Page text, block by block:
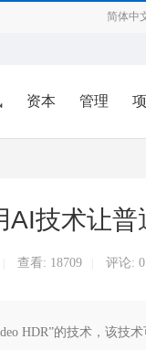
简体中
资本 管理
技术让
查看: 18709 评论: 0
HDR”的技术，该技